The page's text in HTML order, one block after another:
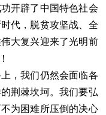
开辟了中国特色社会
代，脱贫攻坚战、全
大复兴迎来了光明前
，我们仍然会面临各
荆棘坎坷。我们要弘
为困难所压倒的决心